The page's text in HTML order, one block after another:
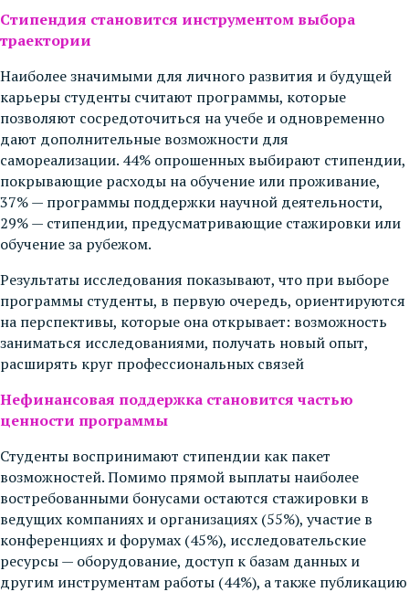
Стипендия становится инструментом выбора
траектории
Наиболее значимыми для личного развития и будущей
карьеры студенты считают программы, которые
позволяют сосредоточиться на учебе и одновременно
дают дополнительные возможности для
самореализации. 44% опрошенных выбирают стипендии,
покрывающие расходы на обучение или проживание,
37% — программы поддержки научной деятельности,
29% — стипендии, предусматривающие стажировки или
обучение за рубежом.
Результаты исследования показывают, что при выборе
программы студенты, в первую очередь, ориентируются
на перспективы, которые она открывает: возможность
заниматься исследованиями, получать новый опыт,
расширять круг профессиональных связей
Нефинансовая поддержка становится частью
ценности программы
Студенты воспринимают стипендии как пакет
возможностей. Помимо прямой выплаты наиболее
востребованными бонусами остаются стажировки в
ведущих компаниях и организациях (55%), участие в
конференциях и форумах (45%), исследовательские
ресурсы — оборудование, доступ к базам данных и
другим инструментам работы (44%), а также публикацию